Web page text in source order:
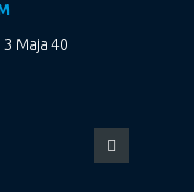
3 Maja 40